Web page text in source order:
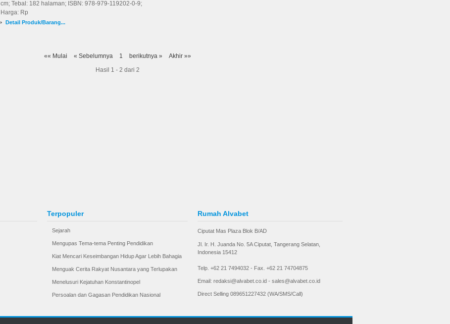
cm; Tebal: 182 halaman; ISBN: 978-979-119202-0-9;
Harga: Rp
Detail Produk/Barang...
«« Mulai « Sebelumnya 1 berikutnya »
Akhir »»
Hasil 1 - 2 dari 2
Terpopuler
Sejarah
Mengupas Tema-tema Penting Pendidikan
Kiat Mencari Keseimbangan Hidup Agar Lebih Bahagia
Menguak Cerita Rakyat Nusantara yang Terlupakan
Menelusuri Kejatuhan Konstantinopel
Persoalan dan Gagasan Pendidikan Nasional
Rumah Alvabet
Ciputat Mas Plaza Blok B/AD
Jl. Ir. H. Juanda No. 5A Ciputat, Tangerang Selatan,
Indonesia 15412
Telp. +62 21 7494032 - Fax. +62 21 74704875
Email: redaksi@alvabet.co.id - sales@alvabet.co.id
Direct Selling 089651227432 (WA/SMS/Call)